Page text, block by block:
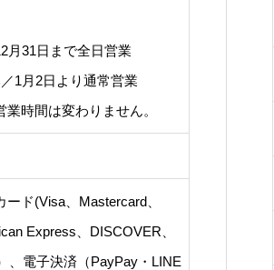
月31日まで全日営業
1月2日より通常営業
時間は変わりません。
ード(Visa、Mastercard、
Express、DISCOVER、
、電子決済（PayPay・LINE